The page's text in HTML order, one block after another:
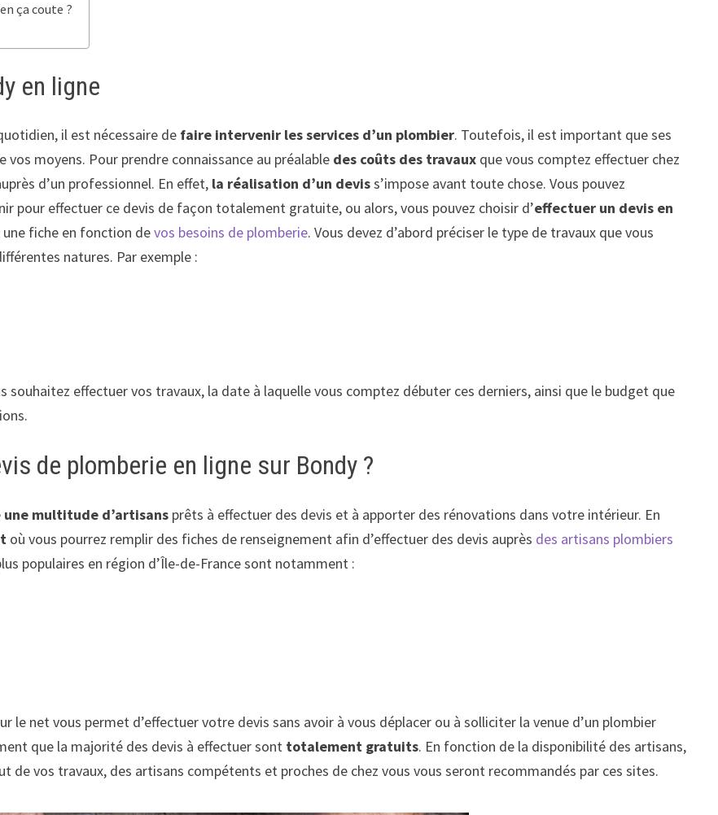
ça coute ?
en ligne
il est nécessaire de faire intervenir les services d’un plombier. Toutefois, il est important que ses
moyens. Pour prendre connaissance au préalable des coûts des travaux que vous comptez effectuer chez
d’un professionnel. En effet, la réalisation d’un deviss’impose avant toute chose. Vous pouvez
pour effectuer ce devis de façon totalement gratuite, ou alors, vous pouvez choisir d’effectuer un devis en
fiche en fonction devos besoins de plomberie. Vous devez d’abord préciser le type de travaux que vous
natures. Par exemple :
souhaitez effectuer vos travaux, la date à laquelle vous comptez débuter ces derniers, ainsi que le budget que
de plomberie en ligne sur Bondy ?
une multitude d’artisans prêts à effectuer des devis et à apporter des rénovations dans votre intérieur. En
où vous pourrez remplir des fiches de renseignement afin d’effectuer des devis auprès des artisans plombiers
populaires en région d’Île-de-France sont notamment :
net vous permet d’effectuer votre devis sans avoir à vous déplacer ou à solliciter la venue d’un plombier
que la majorité des devis à effectuer sont totalement gratuits. En fonction de la disponibilité des artisans,
de vos travaux, des artisans compétents et proches de chez vous vous seront recommandés par ces sites.